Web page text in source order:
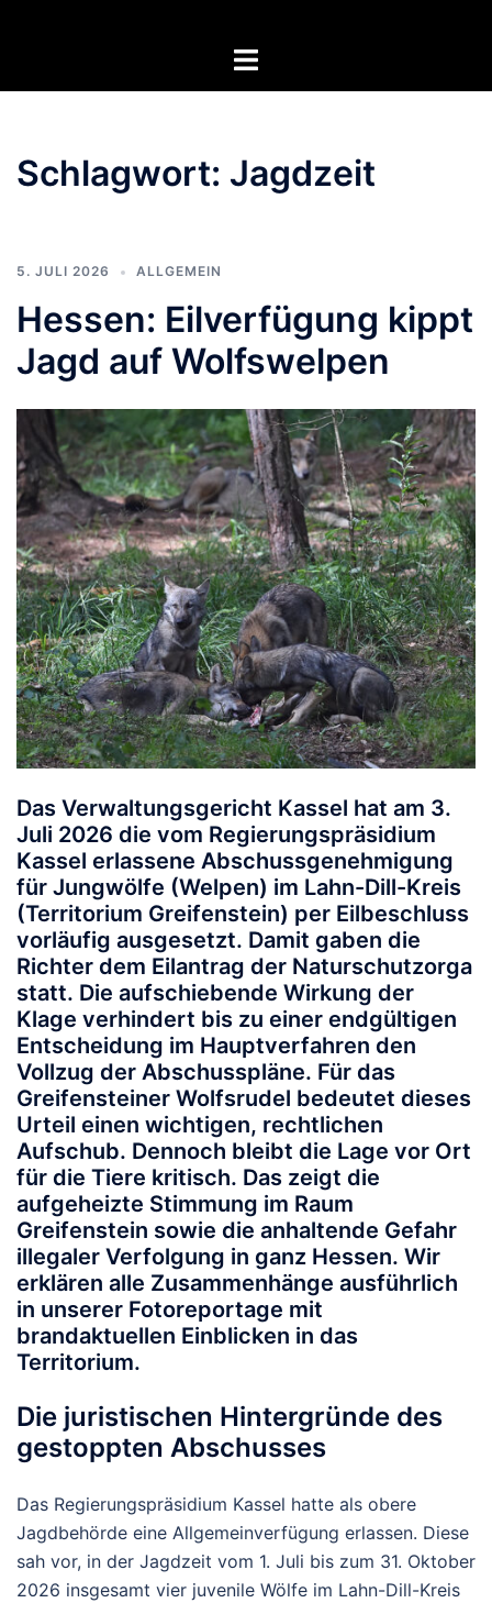
Menü
Schlagwort: Jagdzeit
5. JULI 2026 ALLGEMEIN
Hessen: Eilverfügung kippt
Jagd auf Wolfswelpen
Das Verwaltungsgericht Kassel hat am 3.
Juli 2026 die vom Regierungspräsidium
Kassel erlassene Abschussgenehmigung
für Jungwölfe (Welpen) im Lahn-Dill-Kreis
(Territorium Greifenstein) per Eilbeschluss
vorläufig ausgesetzt. Damit gaben die
Richter dem Eilantrag der Naturschutzorga
statt. Die aufschiebende Wirkung der
Klage verhindert bis zu einer endgültigen
Entscheidung im Hauptverfahren den
Vollzug der Abschusspläne. Für das
Greifensteiner Wolfsrudel bedeutet dieses
Urteil einen wichtigen, rechtlichen
Aufschub. Dennoch bleibt die Lage vor Ort
für die Tiere kritisch. Das zeigt die
aufgeheizte Stimmung im Raum
Greifenstein sowie die anhaltende Gefahr
illegaler Verfolgung in ganz Hessen. Wir
erklären alle Zusammenhänge ausführlich
in unserer Fotoreportage mit
brandaktuellen Einblicken in das
Territorium.
Die juristischen Hintergründe des
gestoppten Abschusses
Das Regierungspräsidium Kassel hatte als obere
Jagdbehörde eine Allgemeinverfügung erlassen. Diese
sah vor, in der Jagdzeit vom 1. Juli bis zum 31. Oktober
2026 insgesamt vier juvenile Wölfe im Lahn-Dill-Kreis